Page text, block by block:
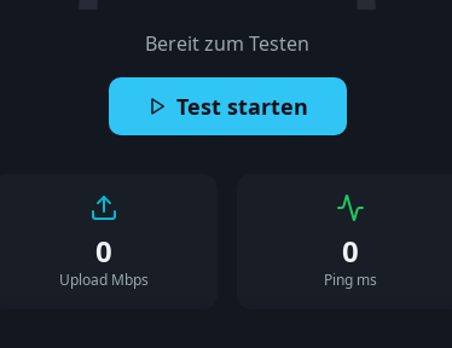
Bereit zum Testen
Test starten
0
Upload Mbps
0
Ping ms